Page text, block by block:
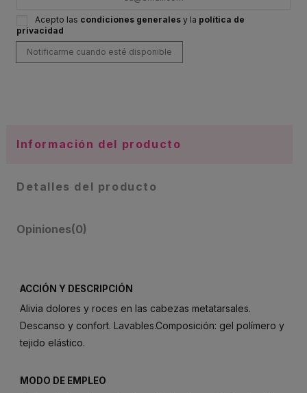
Acepto las condiciones generales y la política de
privacidad
Información del producto
Detalles del producto
Opiniones(0)
ACCIÓN Y DESCRIPCIÓN
Alivia dolores y roces en las cabezas metatarsales.
Descanso y confort. Lavables.Composición: gel polímero y
tejido elástico.
MODO DE EMPLEO